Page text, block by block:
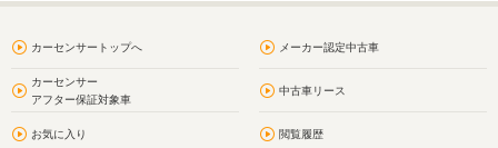
カーセンサートップへ メーカー認定中古車
カーセンサー
アフター保証対象車
中古車リース
お気に入り 閲覧履歴